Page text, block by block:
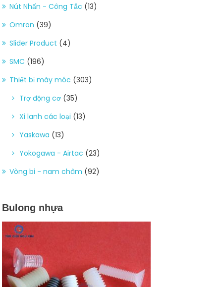
Nút Nhấn - Công Tắc (13)
Omron (39)
Slider Product (4)
SMC (196)
Thiết bị máy móc (303)
Trợ động cơ (35)
Xi lanh các loại (13)
Yaskawa (13)
Yokogawa - Airtac (23)
Vòng bi - nam châm (92)
Bulong nhựa